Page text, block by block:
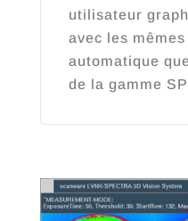
utilisateur
avec les
automatique
de la gamme